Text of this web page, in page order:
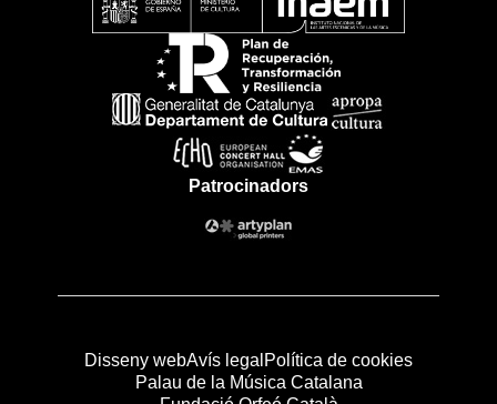
Patrocinadors
Disseny webAvís legal Política de cookies
Palau de la Música Catalana